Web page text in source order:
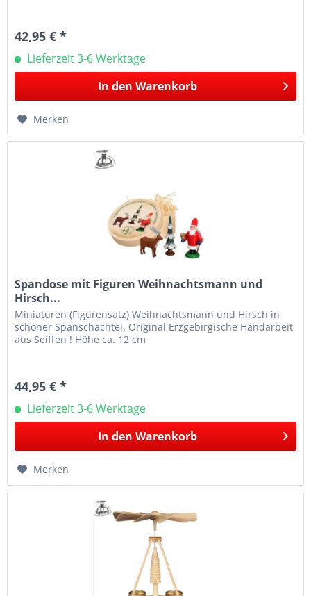
42,95 € *
Lieferzeit 3-6 Werktage
In den Warenkorb
Merken
Spandose mit Figuren Weihnachtsmann und
Hirsch...
Miniaturen (Figurensatz) Weihnachtsmann und Hirsch in
schöner Spanschachtel. Original Erzgebirgische Handarbeit
aus Seiffen ! Höhe ca. 12 cm
44,95 € *
Lieferzeit 3-6 Werktage
In den Warenkorb
Merken